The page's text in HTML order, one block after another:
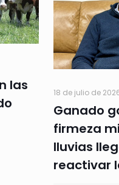
las
18 de julio de
Ganado
firmeza
lluvias
reactivar